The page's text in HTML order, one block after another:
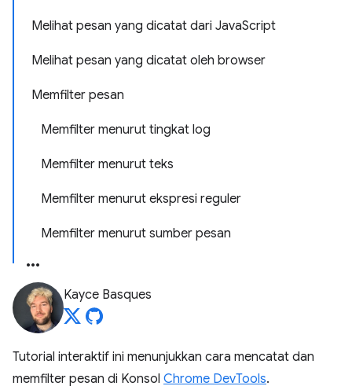
Melihat pesan yang dicatat dari JavaScript
Melihat pesan yang dicatat oleh browser
Memfilter pesan
Memfilter menurut tingkat log
Memfilter menurut teks
Memfilter menurut ekspresi reguler
Memfilter menurut sumber pesan
Kayce Basques
Tutorial interaktif ini menunjukkan cara mencatat dan
memfilter pesan di Konsol Chrome DevTools.